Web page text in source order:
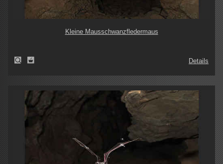
Kleine Mausschwanzfledermaus
Details